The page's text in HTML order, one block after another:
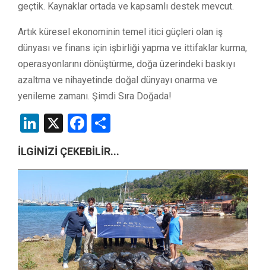
geçtik. Kaynaklar ortada ve kapsamlı destek mevcut.
Artık küresel ekonominin temel itici güçleri olan iş
dünyası ve finans için işbirliği yapma ve ittifaklar kurma,
operasyonlarını dönüştürme, doğa üzerindeki baskıyı
azaltma ve nihayetinde doğal dünyayı onarma ve
yenileme zamanı. Şimdi Sıra Doğada!
LinkedIn
X Facebook
İLGİNİZİ ÇEKEBİLİR...